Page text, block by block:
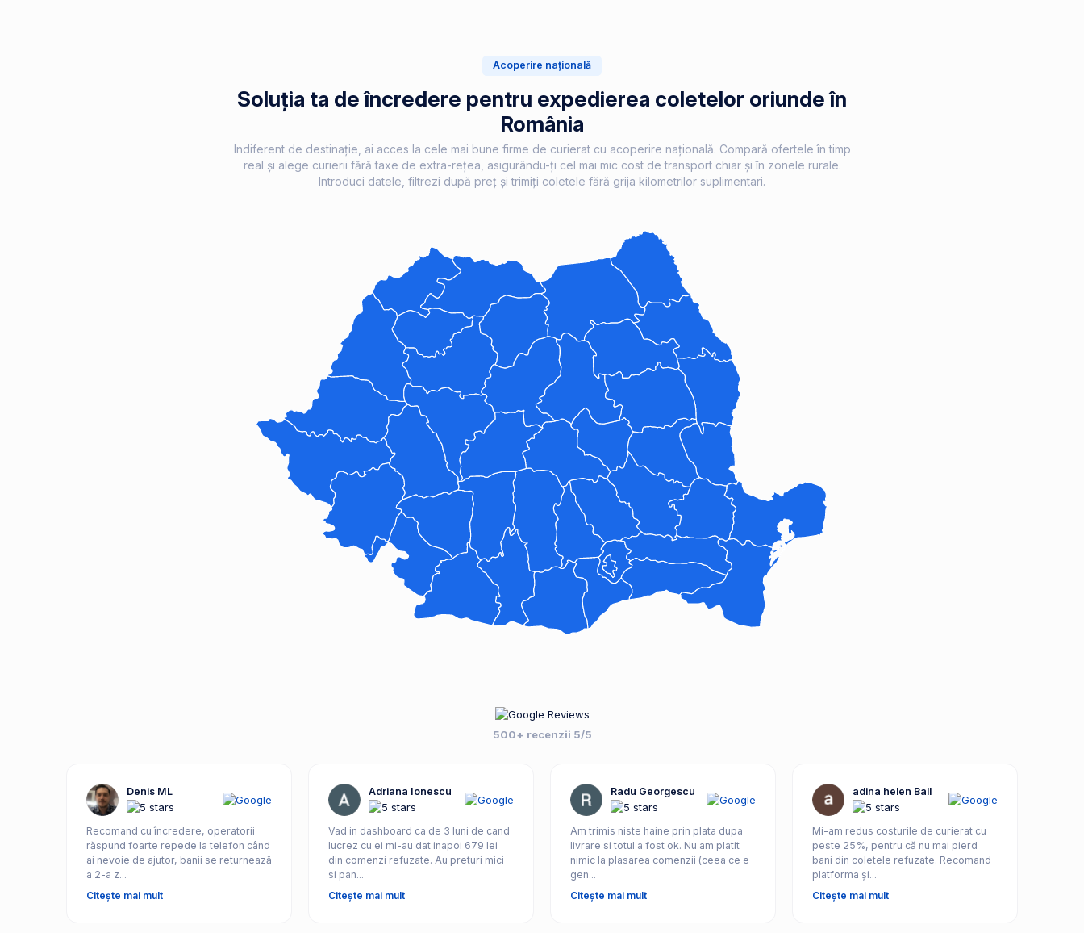
Acoperire națională
Soluția ta de încredere pentru expedierea coletelor oriunde în
România
Indiferent de destinație, ai acces la cele mai bune firme de curierat cu acoperire națională. Compară ofertele în timp
real și alege curierii fără taxe de extra-rețea, asigurându-ți cel mai mic cost de transport chiar și în zonele rurale.
Introduci datele, filtrezi după preț și trimiți coletele fără grija kilometrilor suplimentari.
500+ recenzii 5/5
Denis ML
Recomand cu încredere, operatorii
răspund foarte repede la telefon când
ai nevoie de ajutor, banii se returnează
a 2-a z...
Citește mai mult
Adriana Ionescu
Vad in dashboard ca de 3 luni de cand
lucrez cu ei mi-au dat inapoi 679 lei
din comenzi refuzate. Au preturi mici
si pan...
Citește mai mult
Radu Georgescu
Am trimis niste haine prin plata dupa
livrare si totul a fost ok. Nu am platit
nimic la plasarea comenzii (ceea ce e
gen...
Citește mai mult
adina helen Ball
Mi-am redus costurile de curierat cu
peste 25%, pentru că nu mai pierd
bani din coletele refuzate. Recomand
platforma și...
Citește mai mult